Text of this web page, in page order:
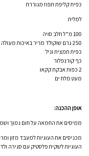
כפית קליפת תפוז מגוררת
למלית
100 מ”ל חלב סויה
250 גרם שוקולד מריר באיכות מעולה
כפית תמצית וניל
כף קורנפלור
2 כפות אבקת קקאו
מעט מלח ים
אופן ההכנה:
ממיסים את החמאה על חום נמוך
מכניסים את העוגיות למעבד מזון
העוגיות לשקית פלסטיק עם סגירה